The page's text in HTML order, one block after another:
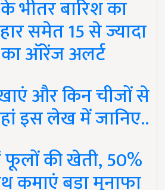
भीतर बारिश का
समेत 15 से ज्यादा
का ऑरेंज अलर्ट
और किन चीजों से
इस लेख में जानिए..
की खेती, 50%
कमाएं बड़ा मुनाफा